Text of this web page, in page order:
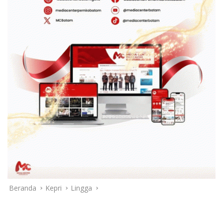
Beranda Kepri Lingga